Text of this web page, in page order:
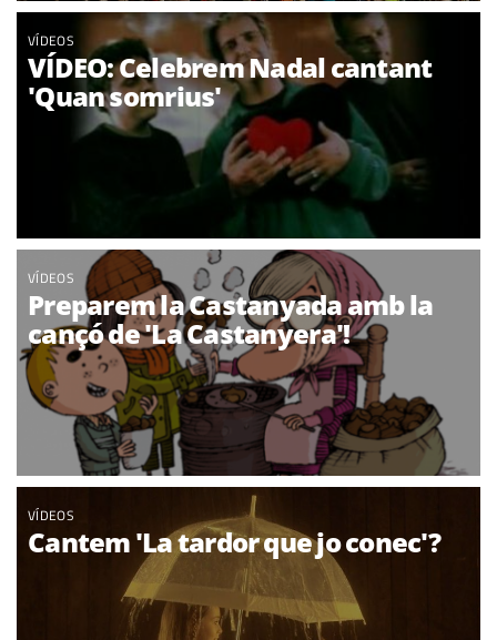
VÍDEOS
VÍDEO: Celebrem Nadal cantant
'Quan somrius'
VÍDEOS
Preparem la Castanyada amb la
cançó de 'La Castanyera'!
VÍDEOS
Cantem 'La tardor que jo conec'?